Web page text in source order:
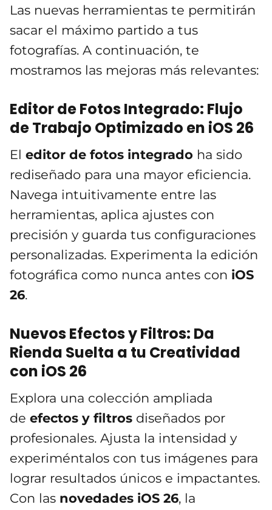
Las nuevas herramientas te permitirán
sacar el máximo partido a tus
fotografías. A continuación, te
mostramos las mejoras más relevantes:
Editor de Fotos Integrado: Flujo
de Trabajo Optimizado en iOS 26
El editor de fotos integrado ha sido
rediseñado para una mayor eficiencia.
Navega intuitivamente entre las
herramientas, aplica ajustes con
precisión y guarda tus configuraciones
personalizadas. Experimenta la edición
fotográfica como nunca antes con iOS
26.
Nuevos Efectos y Filtros: Da
Rienda Suelta a tu Creatividad
con iOS 26
Explora una colección ampliada
de efectos y filtros diseñados por
profesionales. Ajusta la intensidad y
experiméntalos con tus imágenes para
lograr resultados únicos e impactantes.
Con las novedades iOS 26, la